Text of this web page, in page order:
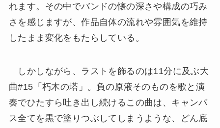
れます。その中でバンドの懐の深さや構成の巧み
さを感じますが、作品自体の流れや雰囲気を維持
したまま変化をもたらしている。
しかしながら、ラストを飾るのは11分に及ぶ大
曲#15「朽木の塔」。負の原液そのものを歌と演
奏でひたすら吐き出し続けるこの曲は、キャンパ
ス全てを黒で塗りつぶしてしまうような、どん底